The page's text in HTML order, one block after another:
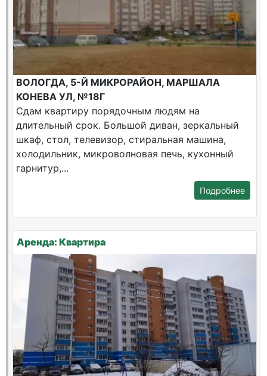
ВОЛОГДА, 5-Й МИКРОРАЙОН, МАРШАЛА
КОНЕВА УЛ, №18Г
Сдам квартиру порядочным людям на
длительный срок. Большой диван, зеркальный
шкаф, стол, телевизор, стиральная машина,
холодильник, микроволновая печь, кухонный
гарнитур,...
Подробнее
Аренда: Квартира